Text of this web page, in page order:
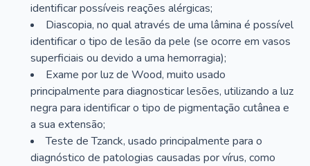
identificar possíveis reações alérgicas;
Diascopia, no qual através de uma lâmina é possível
identificar o tipo de lesão da pele (se ocorre em vasos
superficiais ou devido a uma hemorragia);
Exame por luz de Wood, muito usado
principalmente para diagnosticar lesões, utilizando a luz
negra para identificar o tipo de pigmentação cutânea e
a sua extensão;
Teste de Tzanck, usado principalmente para o
diagnóstico de patologias causadas por vírus, como